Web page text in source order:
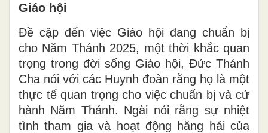
Giáo hội
Đề cập đến việc Giáo hội đang chuẩn bị
cho Năm Thánh 2025, một thời khắc quan
trọng trong đời sống Giáo hội, Đức Thánh
Cha nói với các Huynh đoàn rằng họ là một
thực tế quan trọng cho việc chuẩn bị và cử
hành Năm Thánh. Ngài nói rằng sự nhiệt
tình tham gia và hoạt động hăng hái của